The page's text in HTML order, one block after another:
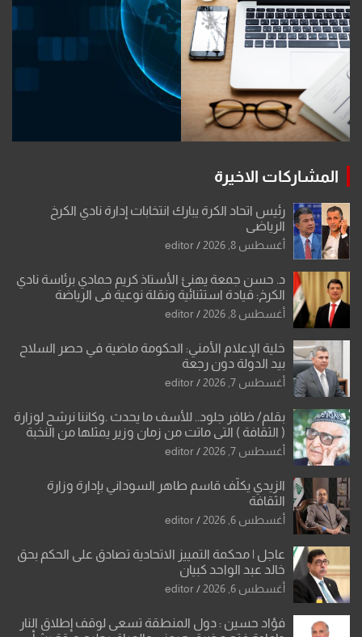
المشاركات الاخيرة
رئيس اتحاد الكرة يبارك انتخابات إدارة نادي الكرخ
الرياضي
أغسطس 8, 2026 editor
د. حسن جمعة يهنئ الأستاذ كريم حمادي برئاسة نادي
الكرخ: قيادة استثنائية ونقلة نوعية في الرياضة
العراقية
أغسطس 8, 2026 editor
خلية الإعلام الأمني: الحكومة ماضية في حصر السلاح
بيد الدولة دون رجعة
أغسطس 7, 2026 editor
بقلم/ ظافر جلود.. للأسف ما يحدث .وكاننا نرشح لوزارة
( الثقافة ) التي ماتت من زمان وزير يمثلها من النخبة
والإرث العظيم للثقافة العراقية..
أغسطس 7, 2026 editor
الزيدي يكلّف قاسم طاهر السوداني بإدارة وزارة
الثقافة
أغسطس 6, 2026 editor
عاجل | محكمة التمييز الاتحادية تصادق على الحكم بحق
خالد عبد الواحد كبيان
أغسطس 6, 2026 editor
فؤاد حسين : دول المنطقة تسعى لوقف إطلاق النار